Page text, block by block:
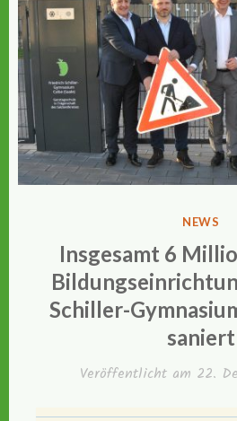
NEWS
Insgesamt 6
Schiller-
saniert
Veröffentlicht am 22.